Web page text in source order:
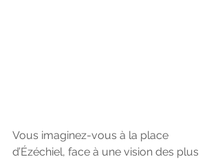
Vous imaginez-vous à la place
d’Ézéchiel, face à une vision des plus